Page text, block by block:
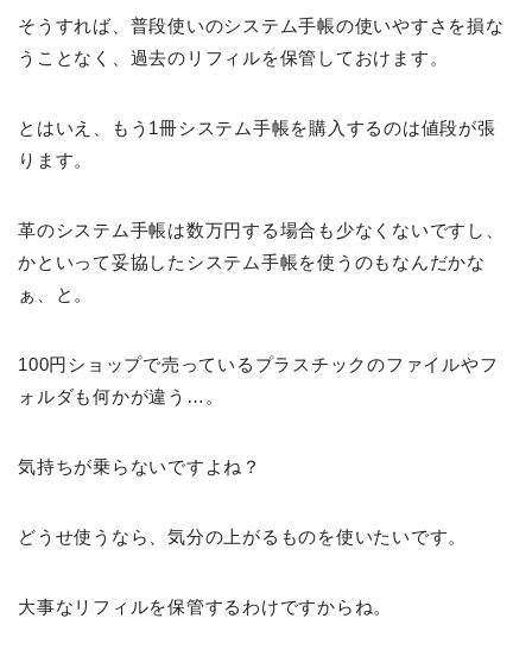
そうすれば、普段使いのシステム手帳の使いやすさを損な
うことなく、過去のリフィルを保管しておけます。
とはいえ、もう1冊システム手帳を購入するのは値段が張
ります。
革のシステム手帳は数万円する場合も少なくないですし、
かといって妥協したシステム手帳を使うのもなんだかな
ぁ、と。
100円ショップで売っているプラスチックのファイルやフ
ォルダも何かが違う…。
気持ちが乗らないですよね？
どうせ使うなら、気分の上がるものを使いたいです。
大事なリフィルを保管するわけですからね。